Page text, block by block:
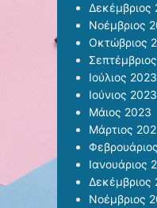
Δεκέμβριος
Νοέμβριος
Οκτώβριος
Ιούλιος 2023
Ιούνιος 2023
Μάιος 2023
Μάρτιος
Ιανουάριος
Δεκέμβριος
Νοέμβριος